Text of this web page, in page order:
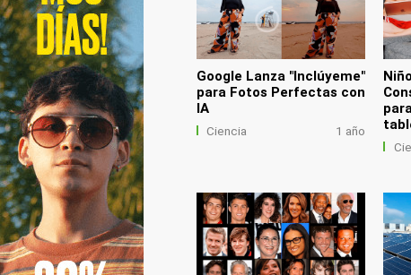
Google Lanza "Inclúyeme"
para Fotos Perfectas con
IA
Ciencia 1 año